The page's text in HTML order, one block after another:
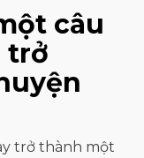
câu
trở
trở thành một